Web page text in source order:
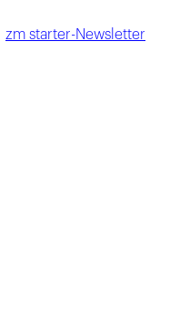
zm starter-Newsletter